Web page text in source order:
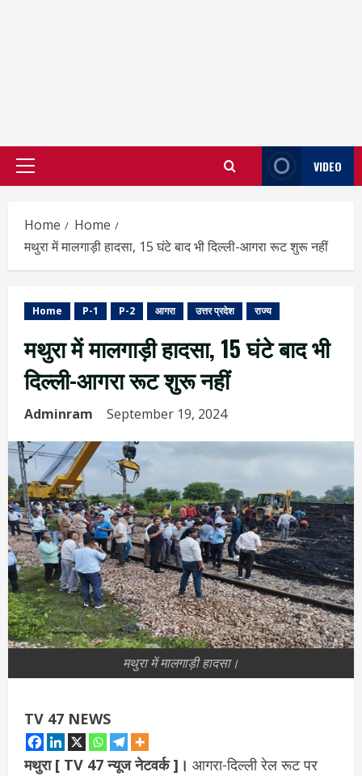
Primary
VIDEO
Home
Home
मथुरा में मालगाड़ी हादसा, 15 घंटे बाद भी दिल्ली-आगरा रूट शुरू नहीं
Home P-1 P-2 आगरा उत्तर प्रदेश राज्य
मथुरा में मालगाड़ी हादसा, 15 घंटे बाद भी
दिल्ली-आगरा रूट शुरू नहीं
Adminram September 19, 2024
मथुरा में मालगाड़ी हादसा।
TV 47 NEWS
मथुरा [ TV 47 न्‍यूज नेटवर्क ]। आगरा-दिल्ली रेल रूट पर